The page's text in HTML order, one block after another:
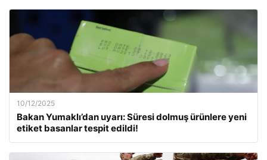
10/12/2025
Bakan Yumaklı’dan uyarı: Süresi dolmuş ürünlere yeni
etiket basanlar tespit edildi!